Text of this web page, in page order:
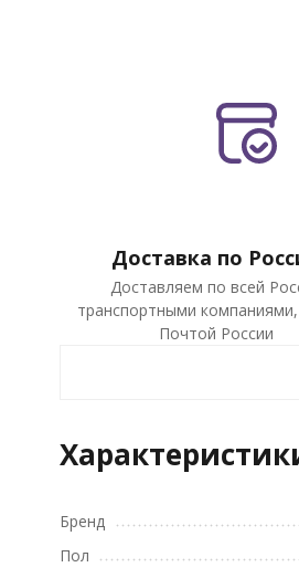
Доставка по
Доставляем по всей
транспортными
Почтой России
Бренд
Пол